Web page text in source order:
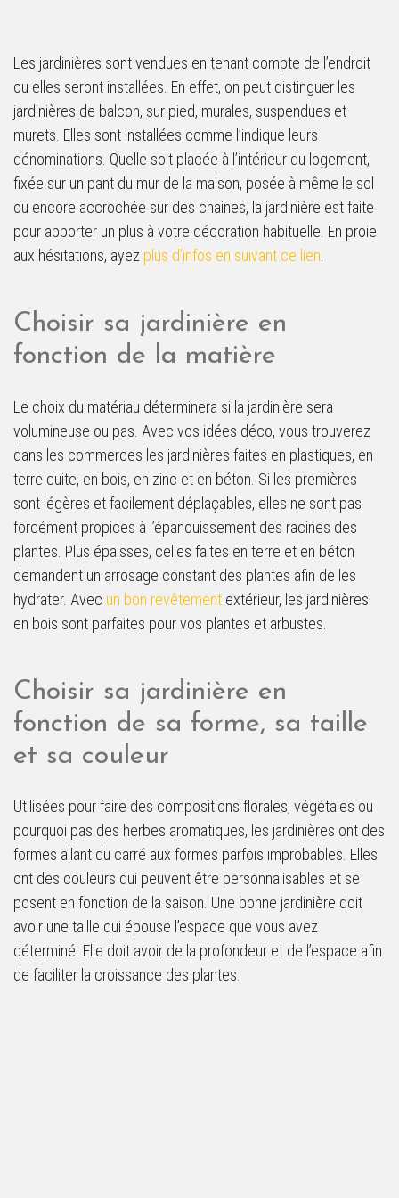
Les jardinières sont vendues en tenant compte de l’endroit
ou elles seront installées. En effet, on peut distinguer les
jardinières de balcon, sur pied, murales, suspendues et
murets. Elles sont installées comme l’indique leurs
dénominations. Quelle soit placée à l’intérieur du logement,
fixée sur un pant du mur de la maison, posée à même le sol
ou encore accrochée sur des chaines, la jardinière est faite
pour apporter un plus à votre décoration habituelle. En proie
aux hésitations, ayez plus d’infos en suivant ce lien.
Choisir sa jardinière en
fonction de la matière
Le choix du matériau déterminera si la jardinière sera
volumineuse ou pas. Avec vos idées déco, vous trouverez
dans les commerces les jardinières faites en plastiques, en
terre cuite, en bois, en zinc et en béton. Si les premières
sont légères et facilement déplaçables, elles ne sont pas
forcément propices à l’épanouissement des racines des
plantes. Plus épaisses, celles faites en terre et en béton
demandent un arrosage constant des plantes afin de les
hydrater. Avec un bon revêtement extérieur, les jardinières
en bois sont parfaites pour vos plantes et arbustes.
Choisir sa jardinière en
fonction de sa forme, sa taille
et sa couleur
Utilisées pour faire des compositions florales, végétales ou
pourquoi pas des herbes aromatiques, les jardinières ont des
formes allant du carré aux formes parfois improbables. Elles
ont des couleurs qui peuvent être personnalisables et se
posent en fonction de la saison. Une bonne jardinière doit
avoir une taille qui épouse l’espace que vous avez
déterminé. Elle doit avoir de la profondeur et de l’espace afin
de faciliter la croissance des plantes.